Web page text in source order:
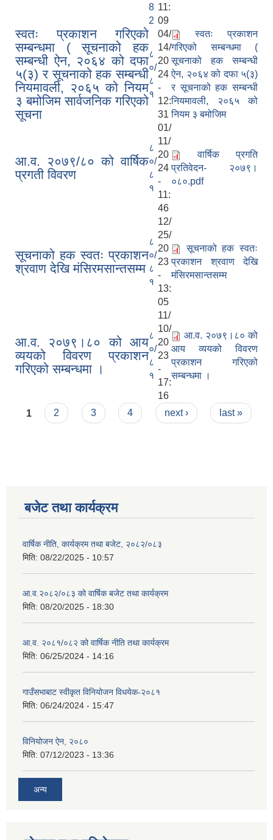
8
2
11:
09
स्वतः प्रकाशन गरिएको
सम्बन्धमा ( सूचनाको हक
सम्बन्धी ऐन, २०६४ को दफा
५(३) र सूचनाको हक सम्बन्धी
नियमावली, २०६५ को नियम
३ बमोजिम सार्वजनिक गरिएको
सूचना
८
०/
८
१
04/
14/
20
24
-
12:
31
स्वतः प्रकाशन
गरिएको सम्बन्धमा (
सूचनाको हक सम्बन्धी
ऐन, २०६४ को दफा ५(३)
र सूचनाको हक सम्बन्धी
नियमावली, २०६५ को
नियम ३ बमोजिम
आ.व. २०७९/८० को वार्षिक
प्रगती विवरण
८
०/
८
१
01/
11/
20
24
-
11:
46
वार्षिक प्रगति
प्रतिवेदन- २०७९।
०८०.pdf
सूचनाको हक स्वतः प्रकाशन
श्रवाण देखि मंसिरमसान्तसम्म
८
०/
८
१
12/
25/
20
23
-
13:
05
सूचनाको हक स्वतः
प्रकाशन श्रवाण देखि
मंसिरमसान्तसम्म
आ.व. २०७९।८० को आय
व्ययको विवरण प्रकाशन
गरिएको सम्बन्धमा ।
८
०/
८
१
11/
10/
20
23
-
17:
16
आ.व. २०७९।८० को
आय व्ययको विवरण
प्रकाशन गरिएको
सम्बन्धमा ।
Pages
1 2 3 4 next › last »
बजेट तथा कार्यक्रम
वार्षिक नीति, कार्यक्रम तथा बजेट, २०८२/०८३
मिति: 08/22/2025 - 10:57
आ.व.२०८२/०८३ को वार्षिक बजेट तथा कार्यक्रम
मिति: 08/20/2025 - 18:30
आ.व. २०८१/०८२ को वार्षिक नीति तथा कार्यक्रम
मिति: 06/25/2024 - 14:16
गाउँसभाबाट स्वीकृत विनियोजन विधयेक-२०८१
मिति: 06/24/2024 - 15:47
विनियोजन ऐन, २०८०
मिति: 07/12/2023 - 13:36
अन्य